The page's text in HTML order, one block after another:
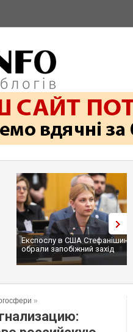
Експослу в США
обрали запобіжний захід
»